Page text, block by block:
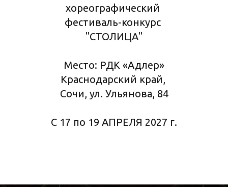
хореографический
фестиваль-конкурс
"СТОЛИЦА"
Место: РДК «Адлер»
Краснодарский край,
Сочи, ул. Ульянова, 84
С 17 по 19 АПРЕЛЯ 2027 г.